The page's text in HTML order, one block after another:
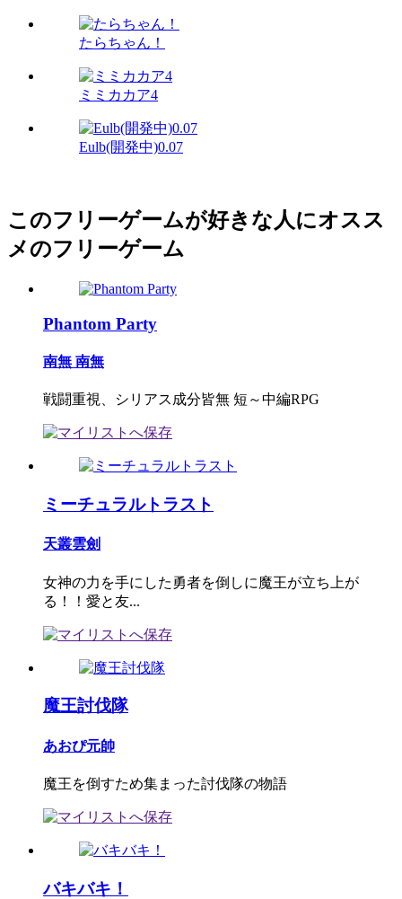
たらちゃん！
ミミカカア4
Eulb(開発中)0.07
このフリーゲームが好きな人にオスス
メのフリーゲーム
Phantom Party
南無 南無
戦闘重視、シリアス成分皆無 短～中編RPG
ミーチュラルトラスト
天叢雲劍
女神の力を手にした勇者を倒しに魔王が立ち上が
る！！愛と友...
魔王討伐隊
あおぴ元帥
魔王を倒すため集まった討伐隊の物語
バキバキ！